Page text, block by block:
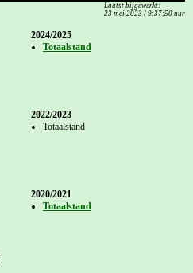
Laatst bijgewerkt:
23 mei 2023 / 9:37:50 uur
2024/2025
Totaalstand
2022/2023
Totaalstand
2020/2021
Totaalstand